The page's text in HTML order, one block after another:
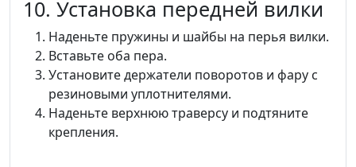
10. Установка передней вилки
Наденьте пружины и шайбы на перья вилки.
Вставьте оба пера.
Установите держатели поворотов и фару с
резиновыми уплотнителями.
Наденьте верхнюю траверсу и подтяните
крепления.